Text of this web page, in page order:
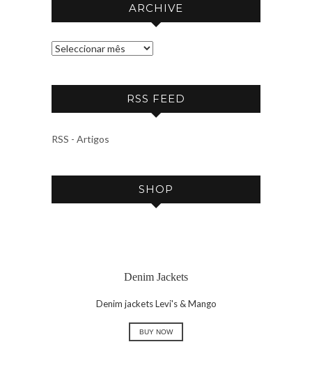
ARCHIVE
A
C
V
RSS FEED
RSS - Artigos
SHOP
Denim Jackets
Denim jackets Levi's & Mango
BUY NOW